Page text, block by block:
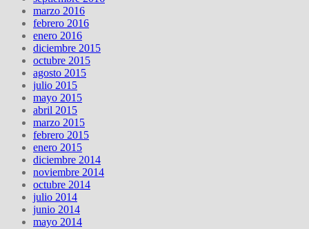
marzo 2016
febrero 2016
enero 2016
diciembre 2015
octubre 2015
agosto 2015
julio 2015
mayo 2015
abril 2015
marzo 2015
febrero 2015
enero 2015
diciembre 2014
noviembre 2014
octubre 2014
julio 2014
junio 2014
mayo 2014